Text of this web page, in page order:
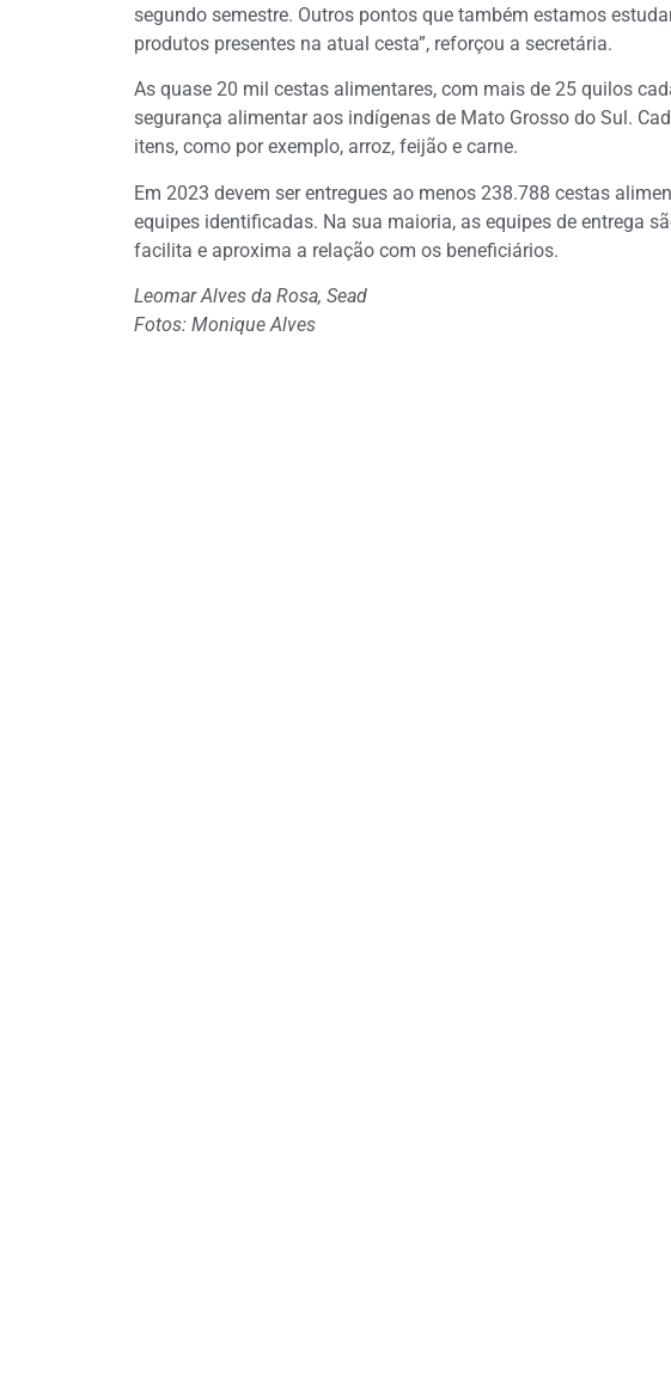
segundo semestre. Outros pontos que também estamos
produtos presentes na atual cesta”, reforçou a secretária.
As quase 20 mil cestas alimentares, com mais de 25 quilos
segurança alimentar aos indígenas de Mato Grosso do Sul.
itens, como por exemplo, arroz, feijão e carne.
Em 2023 devem ser entregues ao menos 238.788 cestas
equipes identificadas. Na sua maioria, as equipes de entrega
facilita e aproxima a relação com os beneficiários.
Leomar Alves da Rosa, Sead
Fotos: Monique Alves